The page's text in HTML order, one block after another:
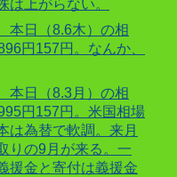
は上がらない。
日（8.6木）の相
円157円。なんか、
日（8.3月）の相
円157円。米国相場
は為替で軟調。来月
りの9月が来る。一
援金と寄付は義援金